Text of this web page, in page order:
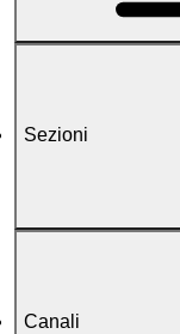
Sezioni
Canali